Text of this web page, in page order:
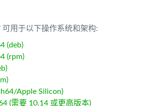
可用于以下操作系统和架构:
(deb)
(rpm)
Apple Silicon)
(需要 10.14 或更高版本)